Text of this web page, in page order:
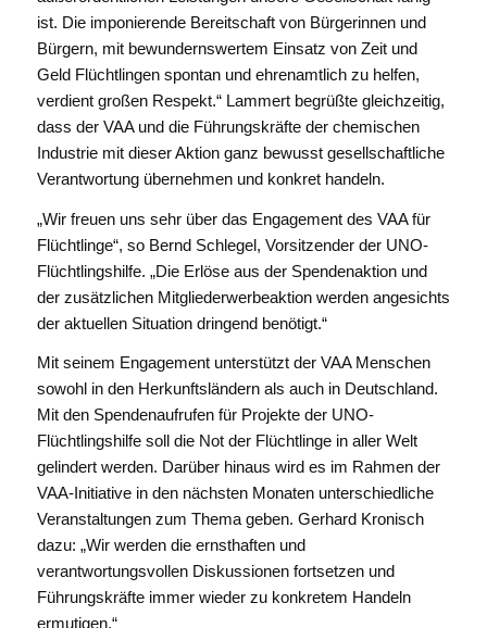
ist. Die imponierende Bereitschaft von Bürgerinnen und
Bürgern, mit bewundernswertem Einsatz von Zeit und
Geld Flüchtlingen spontan und ehrenamtlich zu helfen,
verdient großen Respekt.“ Lammert begrüßte gleichzeitig,
dass der VAA und die Führungskräfte der chemischen
Industrie mit dieser Aktion ganz bewusst gesellschaftliche
Verantwortung übernehmen und konkret handeln.
„Wir freuen uns sehr über das Engagement des VAA für
Flüchtlinge“, so Bernd Schlegel, Vorsitzender der UNO-
Flüchtlingshilfe. „Die Erlöse aus der Spendenaktion und
der zusätzlichen Mitgliederwerbeaktion werden angesichts
der aktuellen Situation dringend benötigt.“
Mit seinem Engagement unterstützt der VAA Menschen
sowohl in den Herkunftsländern als auch in Deutschland.
Mit den Spendenaufrufen für Projekte der UNO-
Flüchtlingshilfe soll die Not der Flüchtlinge in aller Welt
gelindert werden. Darüber hinaus wird es im Rahmen der
VAA-Initiative in den nächsten Monaten unterschiedliche
Veranstaltungen zum Thema geben. Gerhard Kronisch
dazu: „Wir werden die ernsthaften und
verantwortungsvollen Diskussionen fortsetzen und
Führungskräfte immer wieder zu konkretem Handeln
ermutigen.“